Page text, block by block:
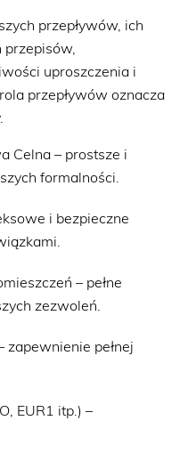
przepływów, ich
przepisów,
uproszczenia i
przepływów oznacza
Celna – prostsze i
formalności.
i bezpieczne
– pełne
zezwoleń.
zapewnienie pełnej
EUR1 itp.) –